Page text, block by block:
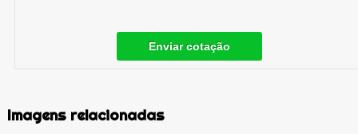
Enviar cotação
Imagens relacionadas